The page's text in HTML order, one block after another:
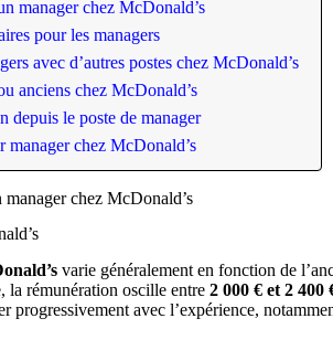
manager chez McDonald’s
pour les managers
avec d’autres postes chez McDonald’s
anciens chez McDonald’s
depuis le poste de manager
chez McDonald’s
chez McDonald’s
varie généralement en fonction de
la rémunération oscille entre 2 000 € et 2
progressivement avec l’expérience,